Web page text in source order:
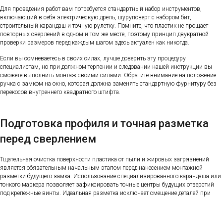
Для проведения работ вам потребуется стандартный набор инструментов,
включающий в себя электрическую дрель, шуруповерт с набором бит,
строительный карандаш и точную рулетку. Помните, что пластик не прощает
повторных сверлений в одном и том же месте, поэтому принцип двукратной
проверки размеров перед каждым шагом здесь актуален как никогда.
Если вы сомневаетесь в своих силах, лучше доверить эту процедуру
специалистам, но при должном терпении и следовании нашей инструкции вы
сможете выполнить монтаж своими силами. Обратите внимание на положение
ручка с замком на окно, которая должна заменять стандартную фурнитуру без
перекосов внутреннего квадратного штифта.
Подготовка профиля и точная разметка
перед сверлением
Тщательная очистка поверхности пластика от пыли и жировых загрязнений
является обязательным начальным этапом перед нанесением монтажной
разметки будущего замка. Использование специализированного карандаша или
тонкого маркера позволяет зафиксировать точные центры будущих отверстий
под крепежные винты. Идеальная разметка исключает смещение деталей при